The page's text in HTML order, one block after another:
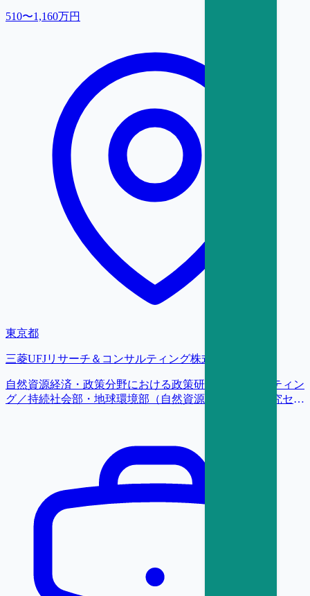
510〜1,160万円
東京都
三菱UFJリサーチ＆コンサルティング株式会社
自然資源経済・政策分野における政策研究・コンサルティン
グ／持続社会部・地球環境部（自然資源経済・政策研究セン